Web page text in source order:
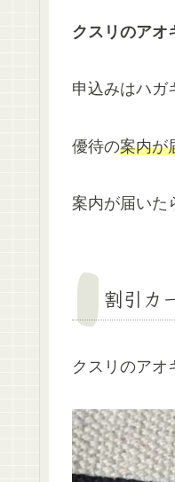
クスリのアオ
申込みはハガ
優待の案内が
案内が届いた
割引カ
クスリのアオ